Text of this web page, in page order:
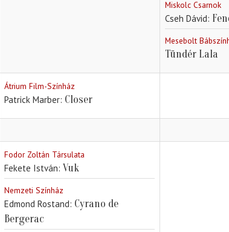
Miskolc Csarnok
Cseh Dávid
Mesebolt
Tündér Lala
Átrium Film-Színház
Patrick Marber Closer
Fodor Zoltán Társulata
Fekete István Vuk
Nemzeti Színház
Edmond Rostand Cyrano de
Bergerac